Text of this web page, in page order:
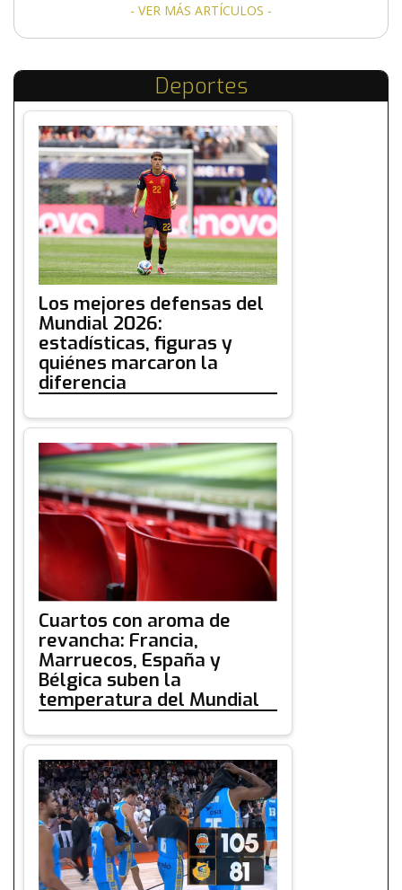
- VER MÁS ARTÍCULOS -
Deportes
Los mejores defensas del
Mundial 2026:
estadísticas, figuras y
quiénes marcaron la
diferencia
Cuartos con aroma de
revancha: Francia,
Marruecos, España y
Bélgica suben la
temperatura del Mundial